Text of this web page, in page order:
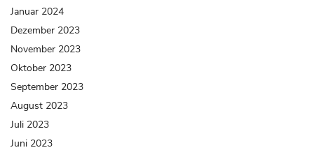
Januar 2024
Dezember 2023
November 2023
Oktober 2023
September 2023
August 2023
Juli 2023
Juni 2023